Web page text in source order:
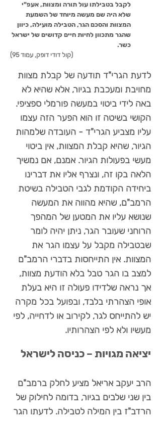
לקבל בטבילתו עול תורה ומצוות, אעפ"י
שלא היה שם מעשה מיוחד של השמעת
המצוות והסכם הגר, הטבילה מועילה, כיוון
שהגר מתכוון לחיות חיים קדושים של ישראל
כשר.
(קול דודי דופק, עמוד 95)
לדעת הגרי"ד תודעה של קבלת מצוות
מחויבת ומעכבת בגיור, אלא שהיא לא
באה לידי ביטוי במעשה פורמלי ספציפי.
הקושי בשיטה זו הוא הפער הזה עצמו
עליו מצביע הגרי"ד - העובדה שלמהות
הגיור, שהיא קבלת המצוות, אין ביטוי
מעשי בפעולות הגיור. אמנם, אם נמשיך
הלאה בקו זה, ונצרף אליו את דברינו
ביחידה הקודמת לגבי הטבילה בשיטת
הרמב"ם, שהיא מהווה את המעשה
שנושא עליו את המטען של המהפך
הרוחני שעובר הגר, ניתן יהיה לומר
שבטבילה מקבל על עצמו הגר את
המצוות. אין התייחסות בדברי הרמב"ם
למצב בו הגר טבל בלא הודעת מצוות,
אך נראה שלדידו פעולה זו היא בעלת
אופי הצהרתי בלבד, ובפועל בכל מקרה
יש להתייחס לגר, לקירוב או לדחייה, לפי
מעשיו ולא לפי הצהרותיו.
יציאה מגויות – כניסה לישראל
הרב יעקב אריאל מציע לחלק ברמב"ם
בין שני שלבים בגיור, בדומה לחילוק של
הרדב"ז בין המילה לטבילה. לדעתו הגר